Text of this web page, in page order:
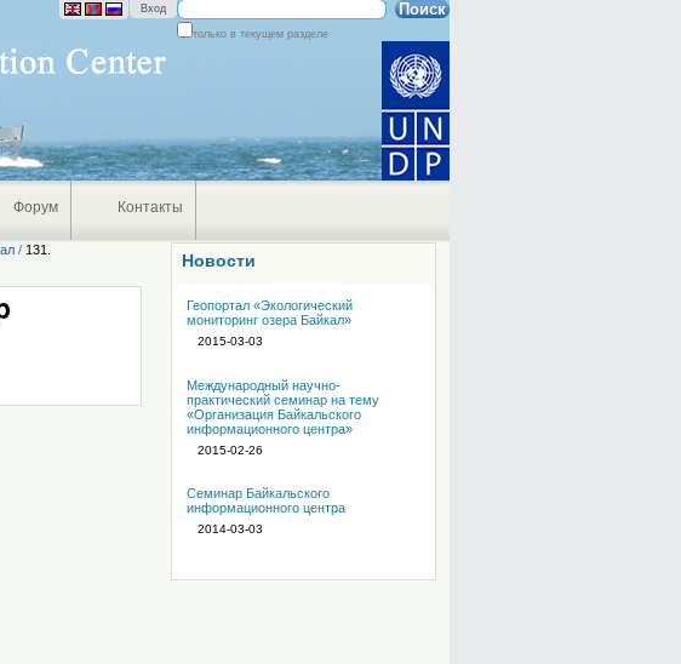
Поиск
только в текущем разделе
Вход
Форум Контакты
/ 131.
Новости
Геопортал «Экологический
мониторинг озера Байкал»
2015-03-03
Международный научно-
практический семинар на тему
«Организация Байкальского
информационного центра»
2015-02-26
Семинар Байкальского
информационного центра
2014-03-03